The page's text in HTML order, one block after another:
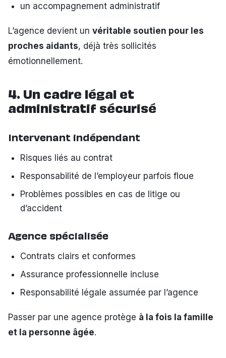
un accompagnement administratif
L’agence devient un véritable soutien pour les
proches aidants, déjà très sollicités
émotionnellement.
4. Un cadre légal et
administratif sécurisé
Intervenant indépendant
Risques liés au contrat
Responsabilité de l’employeur parfois floue
Problèmes possibles en cas de litige ou
d’accident
Agence spécialisée
Contrats clairs et conformes
Assurance professionnelle incluse
Responsabilité légale assumée par l’agence
Passer par une agence protège à la fois la famille
et la personne âgée.